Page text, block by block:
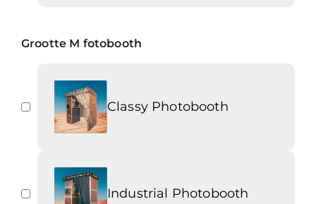
Grootte M fotobooth
Classy Photobooth
Industrial Photobooth